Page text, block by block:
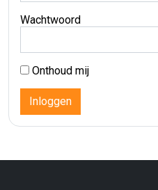
Wachtwoord
Onthoud mij